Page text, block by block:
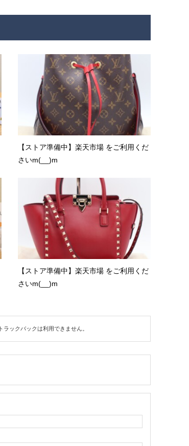
【ストア準備中】楽天市場 をご利用くだ
さいm(__)m
【ストア準備中】楽天市場 をご利用くだ
さいm(__)m
トラックバックは利用できません。